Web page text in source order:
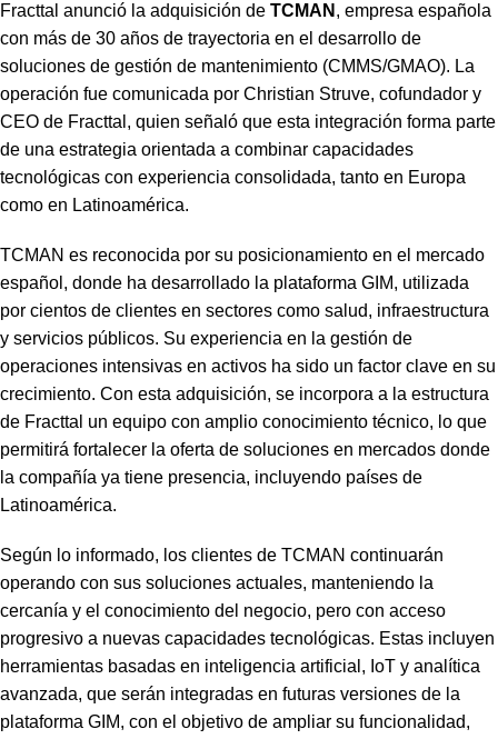
Fracttal anunció la adquisición de TCMAN , empresa española
con más de 30 años de trayectoria en el desarrollo de
soluciones de gestión de mantenimiento (CMMS/GMAO). La
operación fue comunicada por Christian Struve, cofundador y
CEO de Fracttal, quien señaló que esta integración forma parte
de una estrategia orientada a combinar capacidades
tecnológicas con experiencia consolidada, tanto en Europa
como en Latinoamérica.
TCMAN es reconocida por su posicionamiento en el mercado
español, donde ha desarrollado la plataforma GIM, utilizada
por cientos de clientes en sectores como salud, infraestructura
y servicios públicos. Su experiencia en la gestión de
operaciones intensivas en activos ha sido un factor clave en su
crecimiento. Con esta adquisición, se incorpora a la estructura
de Fracttal un equipo con amplio conocimiento técnico, lo que
permitirá fortalecer la oferta de soluciones en mercados donde
la compañía ya tiene presencia, incluyendo países de
Latinoamérica.
Según lo informado, los clientes de TCMAN continuarán
operando con sus soluciones actuales, manteniendo la
cercanía y el conocimiento del negocio, pero con acceso
progresivo a nuevas capacidades tecnológicas. Estas incluyen
herramientas basadas en inteligencia artificial, IoT y analítica
avanzada, que serán integradas en futuras versiones de la
plataforma GIM, con el objetivo de ampliar su funcionalidad,